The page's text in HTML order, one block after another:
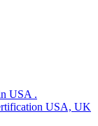
USA .
USA, UK